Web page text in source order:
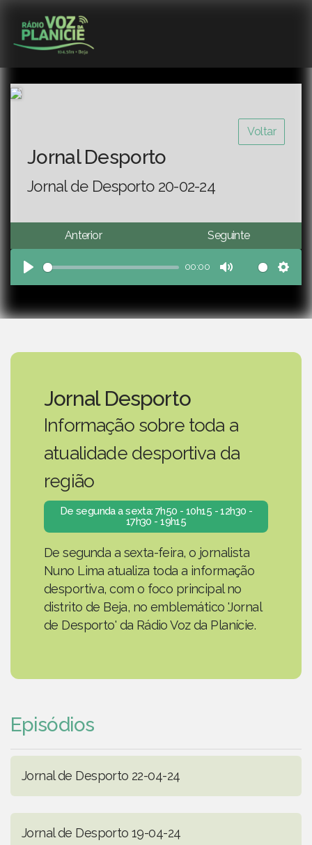
Voltar
Jornal Desporto
Jornal de Desporto 20-02-24
Anterior Seguinte
Play
00:00
Mute
Jornal Desporto
Informação sobre toda a
atualidade desportiva da
região
De segunda a sexta: 7h50 - 10h15 - 12h30 -
17h30 - 19h15
De segunda a sexta-feira, o jornalista
Nuno Lima atualiza toda a informação
desportiva, com o foco principal no
distrito de Beja, no emblemático 'Jornal
de Desporto' da Rádio Voz da Planície.
Episódios
Jornal de Desporto 22-04-24
Jornal de Desporto 19-04-24